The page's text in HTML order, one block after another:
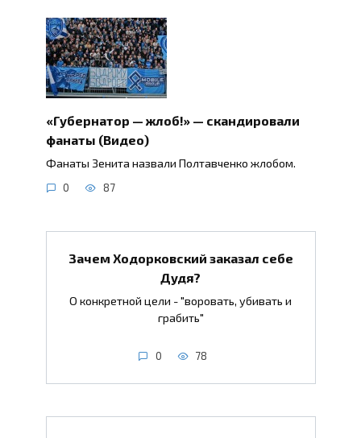
«Губернатор — жлоб!» — скандировали
фанаты (Видео)
Фанаты Зенита назвали Полтавченко жлобом.
0 87
Зачем Ходорковский заказал себе
Дудя?
О конкретной цели - "воровать, убивать и
грабить"
0 78